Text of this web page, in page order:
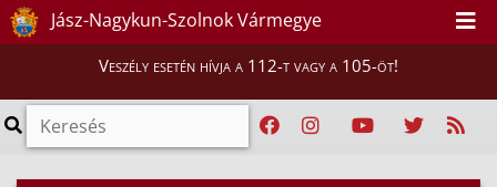
Jász-Nagykun-Szolnok Vármegye
Veszély esetén hívja a 112-t vagy a 105-öt!